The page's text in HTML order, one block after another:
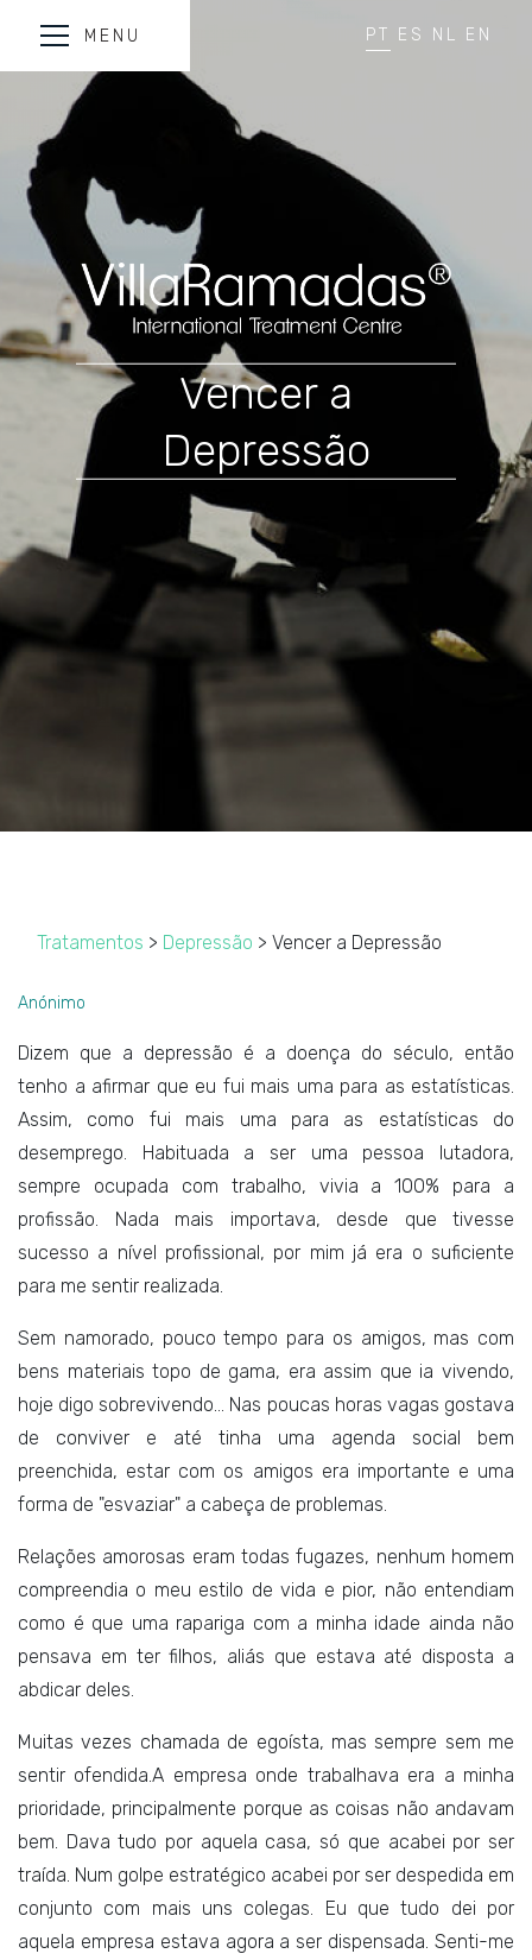
MENU PT ES NL EN
Vencer a
Depressão
Tratamentos > Depressão > Vencer a Depressão
Anónimo
Dizem que a depressão é a doença do século, então
tenho a afirmar que eu fui mais uma para as estatísticas.
Assim, como fui mais uma para as estatísticas do
desemprego. Habituada a ser uma pessoa lutadora,
sempre ocupada com trabalho, vivia a 100% para a
profissão. Nada mais importava, desde que tivesse
sucesso a nível profissional, por mim já era o suficiente
para me sentir realizada.
Sem namorado, pouco tempo para os amigos, mas com
bens materiais topo de gama, era assim que ia vivendo,
hoje digo sobrevivendo… Nas poucas horas vagas gostava
de conviver e até tinha uma agenda social bem
preenchida, estar com os amigos era importante e uma
forma de "esvaziar" a cabeça de problemas.
Relações amorosas eram todas fugazes, nenhum homem
compreendia o meu estilo de vida e pior, não entendiam
como é que uma rapariga com a minha idade ainda não
pensava em ter filhos, aliás que estava até disposta a
abdicar deles.
Muitas vezes chamada de egoísta, mas sempre sem me
sentir ofendida.A empresa onde trabalhava era a minha
prioridade, principalmente porque as coisas não andavam
bem. Dava tudo por aquela casa, só que acabei por ser
traída. Num golpe estratégico acabei por ser despedida em
conjunto com mais uns colegas. Eu que tudo dei por
aquela empresa estava agora a ser dispensada. Senti-me